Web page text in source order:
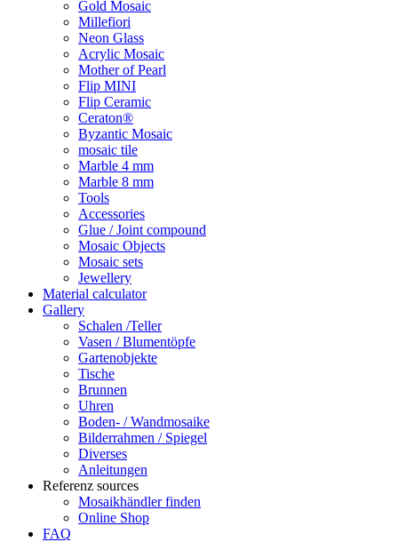
Gold Mosaic
Millefiori
Neon Glass
Acrylic Mosaic
Mother of Pearl
Flip MINI
Flip Ceramic
Ceraton®
Byzantic Mosaic
mosaic tile
Marble 4 mm
Marble 8 mm
Tools
Accessories
Glue / Joint compound
Mosaic Objects
Mosaic sets
Jewellery
Material calculator
Gallery
Schalen /Teller
Vasen / Blumentöpfe
Gartenobjekte
Tische
Brunnen
Uhren
Boden- / Wandmosaike
Bilderrahmen / Spiegel
Diverses
Anleitungen
Referenz sources
Mosaikhändler finden
Online Shop
FAQ